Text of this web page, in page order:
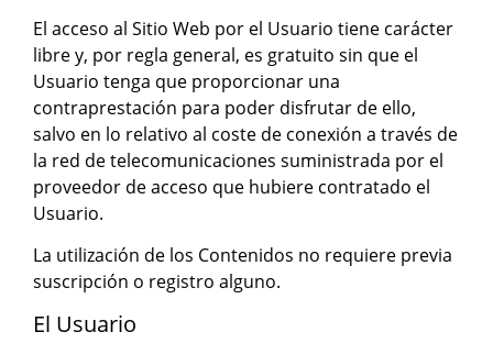
El acceso al Sitio Web por el Usuario tiene carácter
libre y, por regla general, es gratuito sin que el
Usuario tenga que proporcionar una
contraprestación para poder disfrutar de ello,
salvo en lo relativo al coste de conexión a través de
la red de telecomunicaciones suministrada por el
proveedor de acceso que hubiere contratado el
Usuario.
La utilización de los Contenidos no requiere previa
suscripción o registro alguno.
El Usuario